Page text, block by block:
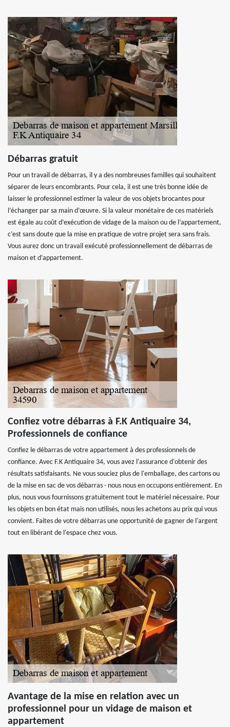
Débarras gratuit
Pour un travail de débarras, il y a des nombreuses familles qui souhaitent
séparer de leurs encombrants. Pour cela, il est une très bonne idée de
laisser le professionnel estimer la valeur de vos objets brocantes pour
l’échanger par sa main d’œuvre. Si la valeur monétaire de ces matériels
est égale au coût d’exécution de vidage de la maison ou de l’appartement,
c’est sans doute que la mise en pratique de votre projet sera sans frais.
Vous aurez donc un travail exécuté professionnellement de débarras de
maison et d’appartement.
Confiez votre débarras à F.K Antiquaire 34,
Professionnels de confiance
Confiez le débarras de votre appartement à des professionnels de
confiance. Avec F.K Antiquaire 34, vous avez l'assurance d'obtenir des
résultats satisfaisants. Ne vous souciez plus de l'emballage, des cartons ou
de la mise en sac de vos débarras - nous nous en occupons entièrement. En
plus, nous vous fournissons gratuitement tout le matériel nécessaire. Pour
les objets en bon état mais non utilisés, nous les achetons au prix qui vous
convient. Faites de votre débarras une opportunité de gagner de l'argent
tout en libérant de l'espace chez vous.
Avantage de la mise en relation avec un
professionnel pour un vidage de maison et
appartement